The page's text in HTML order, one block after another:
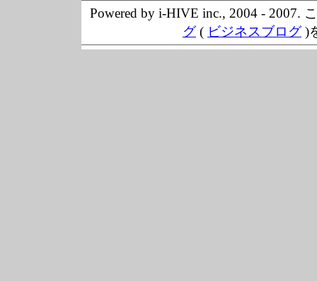
Powered by i-HIVE inc., 2004 - 2007.
グ( ビジネスブログ)